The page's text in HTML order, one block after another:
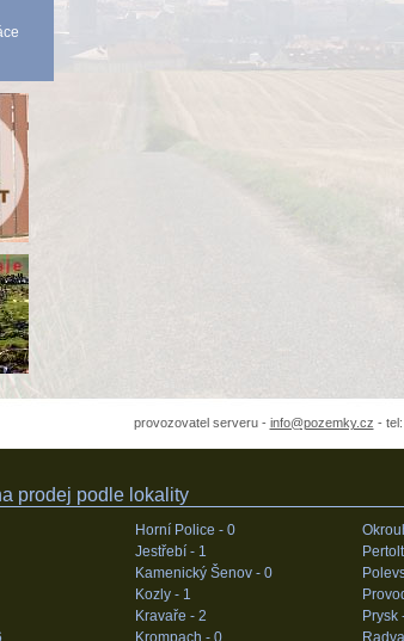
provozovatel serveru - info@pozemky.cz -
prodej podle lokality
Horní Police - 0
Jestřebí - 1
Kamenický Šenov - 0
Kozly - 1
Kravaře - 2
Krompach - 0
Prysk